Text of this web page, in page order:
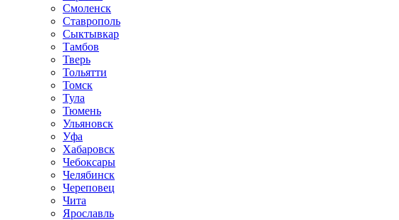
Смоленск
Ставрополь
Сыктывкар
Тамбов
Тверь
Тольятти
Томск
Тула
Тюмень
Ульяновск
Уфа
Хабаровск
Чебоксары
Челябинск
Череповец
Чита
Ярославль